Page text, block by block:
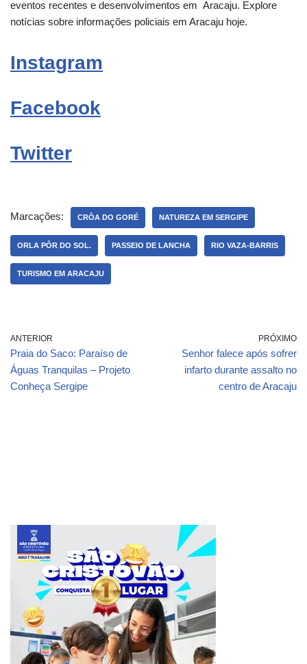
eventos recentes e desenvolvimentos em Aracaju. Explore
notícias sobre informações policiais em Aracaju hoje.
Instagram
Facebook
Twitter
Marcações: CRÔA DO GORÉ NATUREZA EM SERGIPE
ORLA PÔR DO SOL. PASSEIO DE LANCHA RIO VAZA-BARRIS
TURISMO EM ARACAJU
ANTERIOR
Praia do Saco: Paraíso de
Águas Tranquilas – Projeto
Conheça Sergipe
PRÓXIMO
Senhor falece após sofrer
infarto durante assalto no
centro de Aracaju